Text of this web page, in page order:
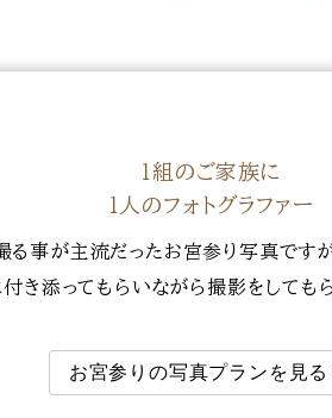
１組のご家族に
１人のフォトグラファー
る事が主流だったお宮参り写真ですが
付き添ってもらいながら撮影をしても
お宮参りの写真プランを見る